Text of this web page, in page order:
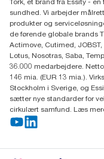
Professional
Gydevang 33
DK-3450 Allerød
sundhed. Vi arbejder
produkter og
de førende globale brands
Actimove, Cutimed,
Lotus, Nosotras, Saba,
36.000 medarbejdere.
146 mia. (EUR 13 mia.).
Stockholm i Sverige, og
sætter nye standarder for
cirkulært samfund. Læs